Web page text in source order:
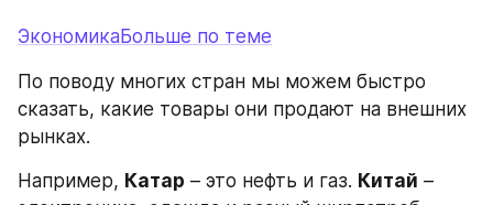
ЭкономикаБольше по теме
По поводу многих стран мы можем быстро
сказать, какие товары они продают на внешних
рынках.
Например, Катар – это нефть и газ. Китай –